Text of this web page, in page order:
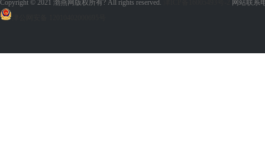
Copyright © 2021 渤燕网版权所有? All rights reserved.
网站联系